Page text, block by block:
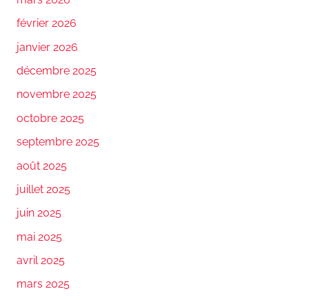
février 2026
janvier 2026
décembre 2025
novembre 2025
octobre 2025
septembre 2025
août 2025
juillet 2025
juin 2025
mai 2025
avril 2025
mars 2025